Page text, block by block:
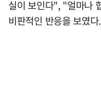
실이 보인다", "얼마나
비판적인 반응을 보였다.